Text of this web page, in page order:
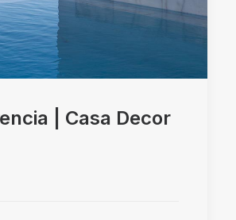
| Casa Decor